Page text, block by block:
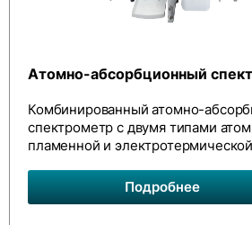
Атомно-абсорбционный
Комбинированный атомно-
спектрометр с двумя типами
пламенной и
Подробнее